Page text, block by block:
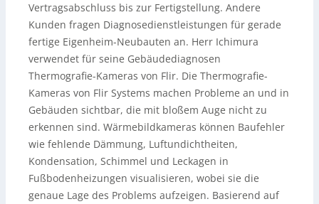
Vertragsabschluss bis zur Fertigstellung. Andere
Kunden fragen Diagnosedienstleistungen für gerade
fertige Eigenheim-Neubauten an. Herr Ichimura
verwendet für seine Gebäudediagnosen
Thermografie-Kameras von Flir. Die Thermografie-
Kameras von Flir Systems machen Probleme an und in
Gebäuden sichtbar, die mit bloßem Auge nicht zu
erkennen sind. Wärmebildkameras können Baufehler
wie fehlende Dämmung, Luftundichtheiten,
Kondensation, Schimmel und Leckagen in
Fußbodenheizungen visualisieren, wobei sie die
genaue Lage des Problems aufzeigen. Basierend auf